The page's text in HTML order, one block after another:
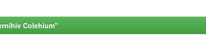
Colehium"